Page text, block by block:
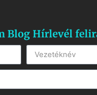
Blog Hírlevél